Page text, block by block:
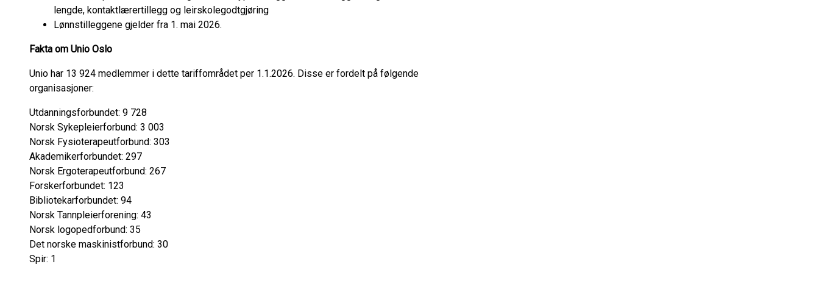
lengde, kontaktlærertillegg og leirskolegodtgjøring
Lønnstilleggene gjelder fra 1. mai 2026.
Fakta om Unio Oslo
Unio har 13 924 medlemmer i dette tariffområdet per 1.1.2026. Disse er fordelt på følgende
organisasjoner:
Utdanningsforbundet: 9 728
Norsk Sykepleierforbund: 3 003
Norsk Fysioterapeutforbund: 303
Akademikerforbundet: 297
Norsk Ergoterapeutforbund: 267
Forskerforbundet: 123
Bibliotekarforbundet: 94
Norsk Tannpleierforening: 43
Norsk logopedforbund: 35
Det norske maskinistforbund: 30
Spir: 1